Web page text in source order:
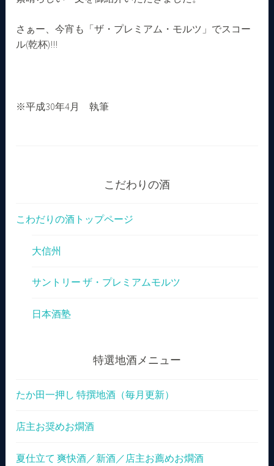
さぁー、今宵も「ザ・プレミアム・モルツ」でスコー
ル(乾杯)!!!
※平成30年4月 執筆
こだわりの酒
こわだりの酒トップページ
大信州
サントリー ザ・プレミアムモルツ
日本酒塾
特選地酒メニュー
たか田一押し 特撰地酒（毎月更新）
店主お奨めお燗酒
夏仕立て 爽快酒／新酒／店主お薦めお燗酒